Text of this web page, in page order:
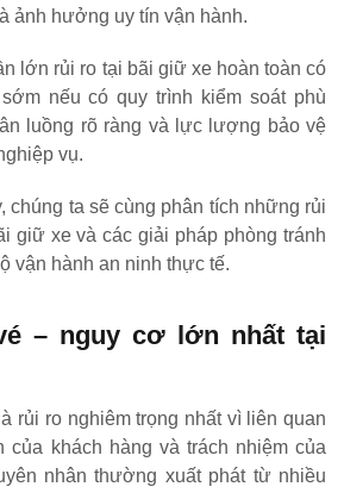
ảnh hưởng uy tín vận hành.
lớn rủi ro tại bãi giữ xe hoàn toàn có
nếu có quy trình kiểm soát phù
luồng rõ ràng và lực lượng bảo vệ
vụ.
chúng ta sẽ cùng phân tích những rủi
giữ xe và các giải pháp phòng tránh
vận hành an ninh thực tế.
– nguy cơ lớn nhất tại
rủi ro nghiêm trọng nhất vì liên quan
của khách hàng và trách nhiệm của
nhân thường xuất phát từ nhiều